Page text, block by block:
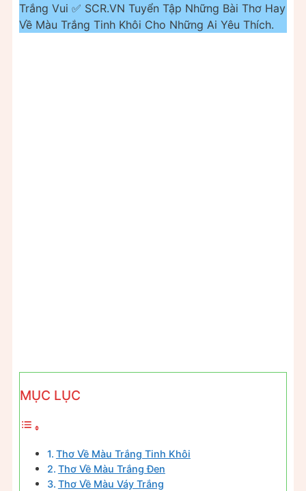
Trắng Vui ✅ SCR.VN Tuyển Tập Những Bài Thơ Hay
Về Màu Trắng Tinh Khôi Cho Những Ai Yêu Thích.
MỤC LỤC
Thơ Về Màu Trắng Tinh Khôi
Thơ Về Màu Trắng Đen
Thơ Về Màu Váy Trắng